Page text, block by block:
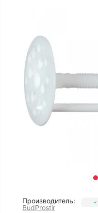
Производитель:
BudProstir